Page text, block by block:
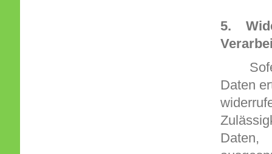
5.
Daten
Daten,